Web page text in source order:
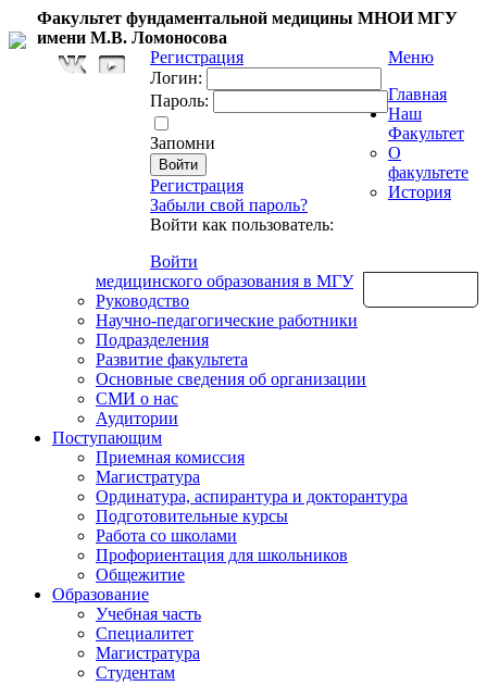
Факультет фундаментальной медицины МНОИ МГУ
имени М.В. Ломоносова
Регистрация
Логин:
Пароль:
Запомни
Регистрация
Забыли свой пароль?
Войти как пользователь:
Войти
Меню
Главная
Наш
Факультет
О
факультете
История
медицинского образования в МГУ
Руководство
Научно-педагогические работники
Подразделения
Развитие факультета
Основные сведения об организации
СМИ о нас
Аудитории
Поступающим
Приемная комиссия
Магистратура
Ординатура, аспирантура и докторантура
Подготовительные курсы
Работа со школами
Профориентация для школьников
Общежитие
Образование
Учебная часть
Специалитет
Магистратура
Студентам